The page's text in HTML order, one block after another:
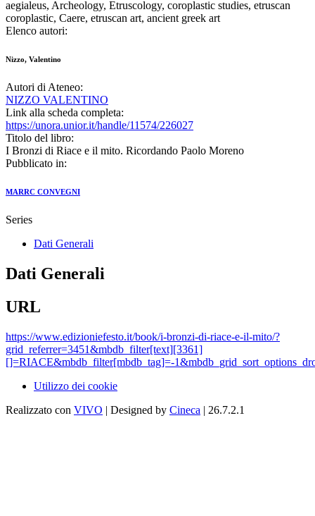
aegialeus, Archeology, Etruscology, coroplastic studies, etruscan
coroplastic, Caere, etruscan art, ancient greek art
Elenco autori:
Nizzo, Valentino
Autori di Ateneo:
NIZZO VALENTINO
Link alla scheda completa:
https://unora.unior.it/handle/11574/226027
Titolo del libro:
I Bronzi di Riace e il mito. Ricordando Paolo Moreno
Pubblicato in:
MARRC CONVEGNI
Series
Dati Generali
Dati Generali
URL
https://www.edizioniefesto.it/book/i-bronzi-di-riace-e-il-mito/?
grid_referrer=3451&mbdb_filter[text][3361]
[]=RIACE&mbdb_filter[mbdb_tag]=-
Utilizzo dei cookie
Realizzato con VIVO | Designed by Cineca | 26.7.2.1